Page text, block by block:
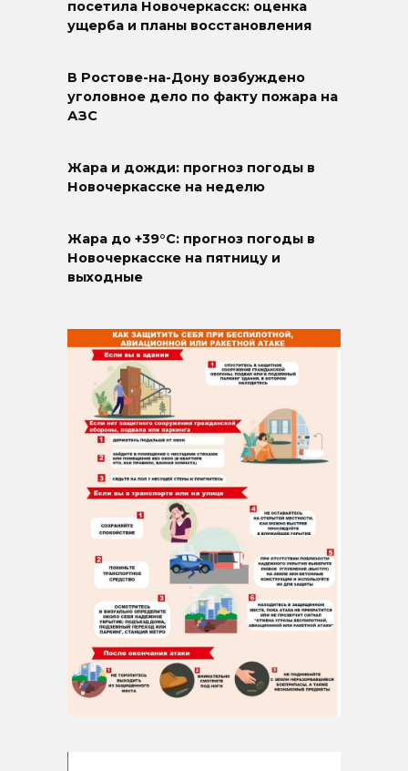
посетила Новочеркасск: оценка
ущерба и планы восстановления
В Ростове-на-Дону возбуждено
уголовное дело по факту пожара на
АЗС
Жара и дожди: прогноз погоды в
Новочеркасске на неделю
Жара до +39°C: прогноз погоды в
Новочеркасске на пятницу и
выходные